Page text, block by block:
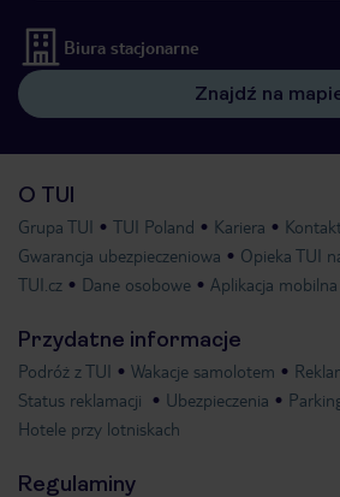
Biura stacjonarne
Znajdź na
O TUI
Grupa TUI TUI Poland Kariera
Gwarancja ubezpieczeniowa
Opieka TUI
TUI.cz
Dane osobowe Aplikacja mobilna
Przydatne informacje
Podróż z TUI Wakacje samolotem
Status reklamacji
Ubezpieczenia
Hotele przy lotniskach
Regulaminy